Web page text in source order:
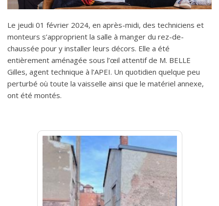
Le jeudi 01 février 2024, en après-midi, des techniciens et
monteurs s’approprient la salle à manger du rez-de-
chaussée pour y installer leurs décors. Elle a été
entièrement aménagée sous l’œil attentif de M. BELLE
Gilles, agent technique à l’APEI. Un quotidien quelque peu
perturbé où toute la vaisselle ainsi que le matériel annexe,
ont été montés.